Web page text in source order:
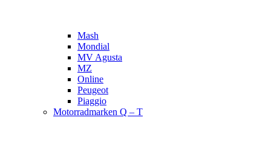
Mash
Mondial
MV Agusta
MZ
Online
Peugeot
Piaggio
Motorradmarken Q – T